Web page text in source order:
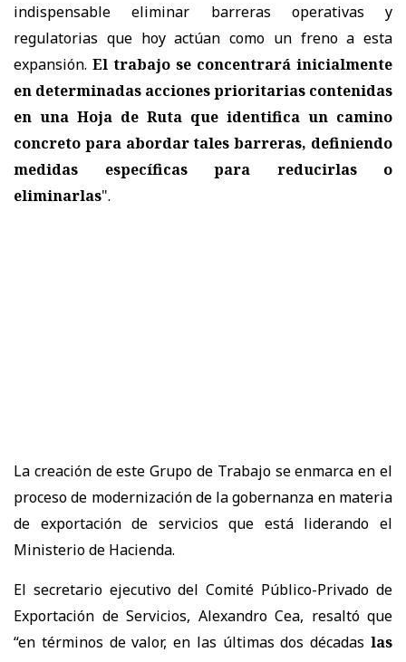
indispensable eliminar barreras operativas y
regulatorias que hoy actúan como un freno a esta
expansión. El trabajo se concentrará inicialmente
en determinadas acciones prioritarias contenidas
en una Hoja de Ruta que identifica un camino
concreto para abordar tales barreras, definiendo
medidas específicas para reducirlas o
eliminarlas".
La creación de este Grupo de Trabajo se enmarca en el
proceso de modernización de la gobernanza en materia
de exportación de servicios que está liderando el
Ministerio de Hacienda.
El secretario ejecutivo del Comité Público-Privado de
Exportación de Servicios, Alexandro Cea, resaltó que
“en términos de valor, en las últimas dos décadas las